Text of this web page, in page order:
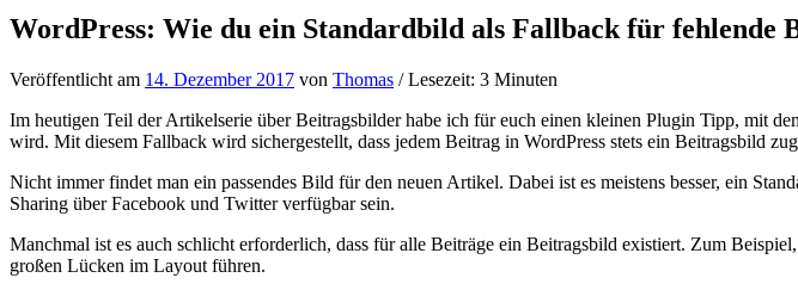
WordPress: Wie du ein Standardbild als Fallback für fehlende
Veröffentlicht am 14. Dezember 2017 von Thomas / Lesezeit: 3 Minuten
Im heutigen Teil der Artikelserie über Beitragsbilder habe ich für euch einen kleinen Plugin Tipp, mit
wird. Mit diesem Fallback wird sichergestellt, dass jedem Beitrag in WordPress stets ein Beitragsbild
Nicht immer findet man ein passendes Bild für den neuen Artikel. Dabei ist es meistens besser, ein
Sharing über Facebook und Twitter verfügbar sein.
Manchmal ist es auch schlicht erforderlich, dass für alle Beiträge ein Beitragsbild existiert. Zum
großen Lücken im Layout führen.